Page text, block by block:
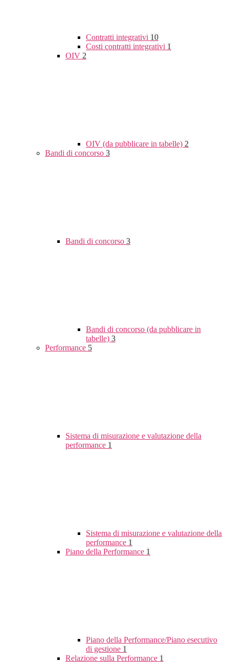
Contratti integrativi 10
Costi contratti integrativi 1
OIV 2
OIV (da pubblicare in tabelle) 2
Bandi di concorso 3
Bandi di concorso 3
Bandi di concorso (da pubblicare in
tabelle) 3
Performance 5
Sistema di misurazione e valutazione della
performance 1
Sistema di misurazione e valutazione della
performance 1
Piano della Performance 1
Piano della Performance/Piano esecutivo
di gestione 1
Relazione sulla Performance 1